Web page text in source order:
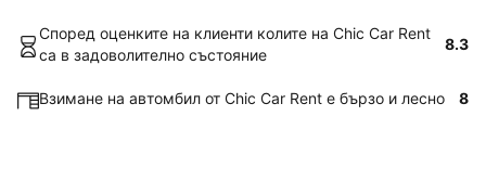
Според оценките на клиенти колите на Chic Car Rent
са в задоволително състояние
8.3
Взимане на автомбил от Chic Car Rent е бързо и лесно 8